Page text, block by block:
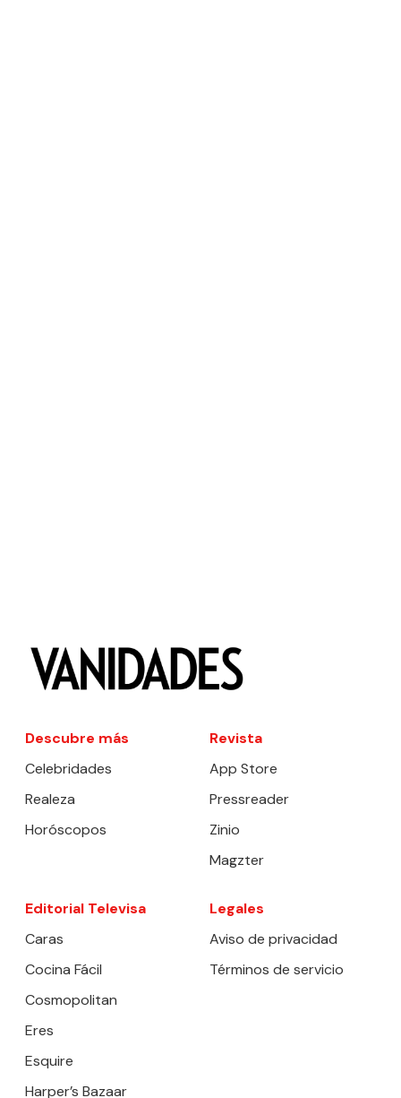
Descubre más
Celebridades
Realeza
Horóscopos
Revista
App Store
Pressreader
Zinio
Magzter
Editorial Televisa
Caras
Cocina Fácil
Cosmopolitan
Eres
Esquire
Harper’s Bazaar
Legales
Aviso de privacidad
Términos de servicio